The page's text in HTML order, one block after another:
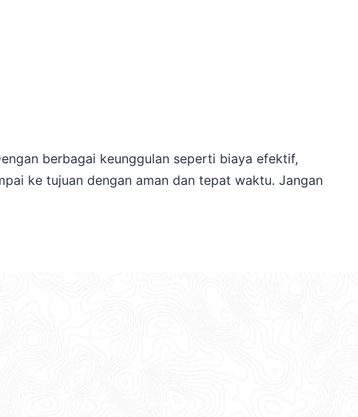
berbagai keunggulan seperti biaya efektif,
ke tujuan dengan aman dan tepat waktu. Jangan